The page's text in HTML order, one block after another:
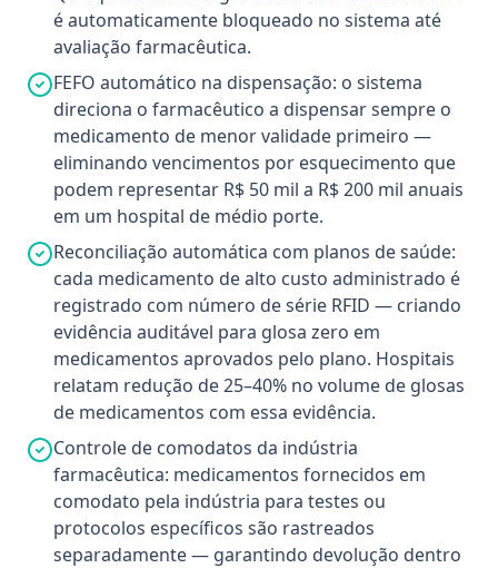
é automaticamente bloqueado no sistema até
avaliação farmacêutica.
FEFO automático na dispensação: o sistema
direciona o farmacêutico a dispensar sempre o
medicamento de menor validade primeiro —
eliminando vencimentos por esquecimento que
podem representar R$ 50 mil a R$ 200 mil anuais
em um hospital de médio porte.
Reconciliação automática com planos de saúde:
cada medicamento de alto custo administrado é
registrado com número de série RFID — criando
evidência auditável para glosa zero em
medicamentos aprovados pelo plano. Hospitais
relatam redução de 25–40% no volume de glosas
de medicamentos com essa evidência.
Controle de comodatos da indústria
farmacêutica: medicamentos fornecidos em
comodato pela indústria para testes ou
protocolos específicos são rastreados
separadamente — garantindo devolução dentro